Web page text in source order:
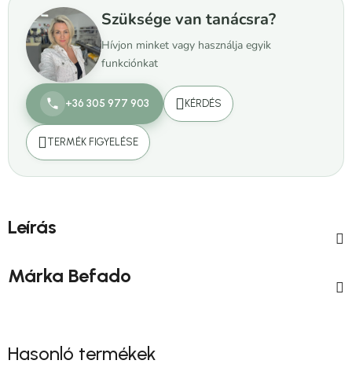
Szüksége van tanácsra?
Hívjon minket vagy használja egyik
funkciónkat
+36 305 977 903 KÉRDÉS
TERMÉK FIGYELÉSE
Leírás
Márka Befado
Hasonló termékek